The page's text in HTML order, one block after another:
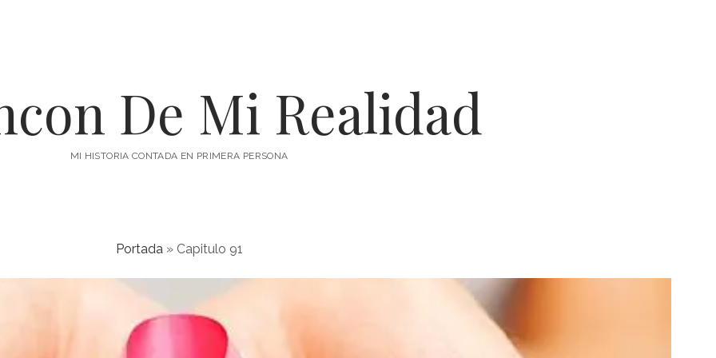
De Mi Realidad
MI HISTORIA CONTADA EN PRIMERA PERSONA
Portada» Capitulo 91